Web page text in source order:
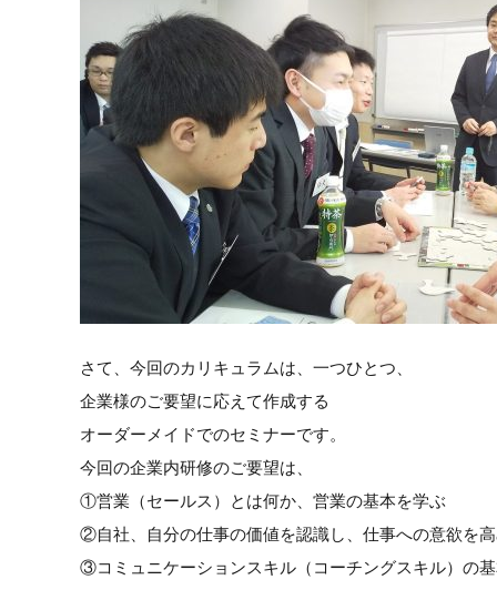
さて、今回のカリキュラムは、一つひとつ、
企業様のご要望に応えて作成する
オーダーメイドでのセミナーです。
今回の企業内研修のご要望は、
①営業（セールス）とは何か、営業の基本を学ぶ
②自社、自分の仕事の価値を認識し、仕事への意欲を
③コミュニケーションスキル（コーチングスキル）の